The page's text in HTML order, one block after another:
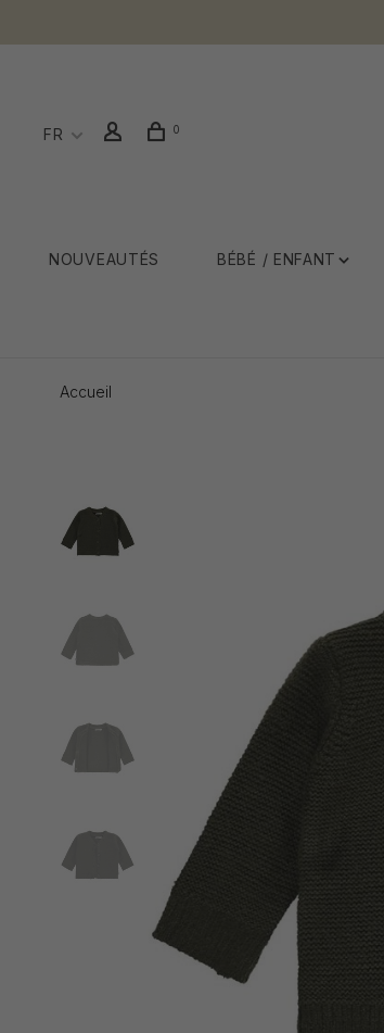
FR 0
NOUVEAUTÉS BÉBÉ / ENFANT
Accueil